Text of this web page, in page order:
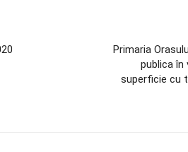
Primaria
publica în
superficie cu